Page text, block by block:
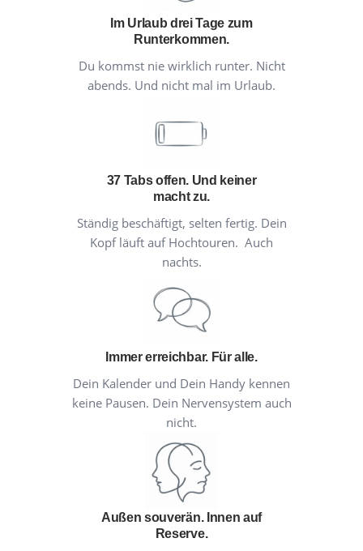
Im Urlaub drei Tage zum
Runterkommen.
Du kommst nie wirklich runter. Nicht
abends. Und nicht mal im Urlaub.
37 Tabs offen. Und keiner
macht zu.
Ständig beschäftigt, selten fertig. Dein
Kopf läuft auf Hochtouren. Auch
nachts.
Immer erreichbar. Für alle.
Dein Kalender und Dein Handy kennen
keine Pausen. Dein Nervensystem auch
nicht.
Außen souverän. Innen auf
Reserve.